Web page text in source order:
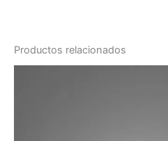
Productos relacionados